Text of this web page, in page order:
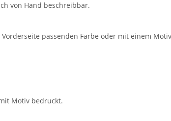
von Hand beschreibbar.
passenden Farbe oder mit einem
Motiv bedruckt.